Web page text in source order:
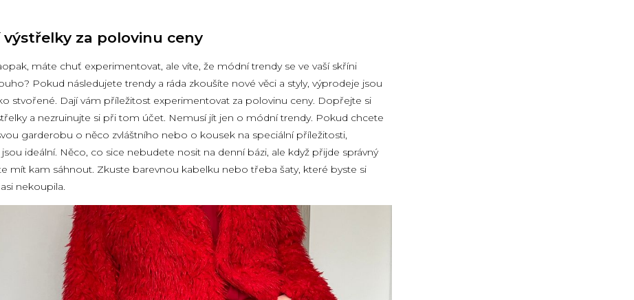
výstřelky za polovinu ceny
máte chuť experimentovat, ale víte, že módní trendy se ve vaší skříni
Pokud následujete trendy a ráda zkoušíte nové věci a styly, výprodeje jsou
stvořené. Dají vám příležitost experimentovat za polovinu ceny. Dopřejte si
a nezruinujte si při tom účet. Nemusí jít jen o módní trendy. Pokud chcete
garderobu o něco zvláštního nebo o kousek na speciální příležitosti,
ideální. Něco, co sice nebudete nosit na denní bázi, ale když přijde správný
mít kam sáhnout. Zkuste barevnou kabelku nebo třeba šaty, které byste si
nekoupila.